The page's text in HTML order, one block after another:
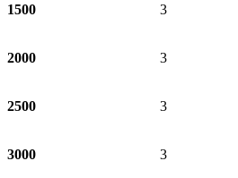
1500 3
2000 3
2500 3
3000 3